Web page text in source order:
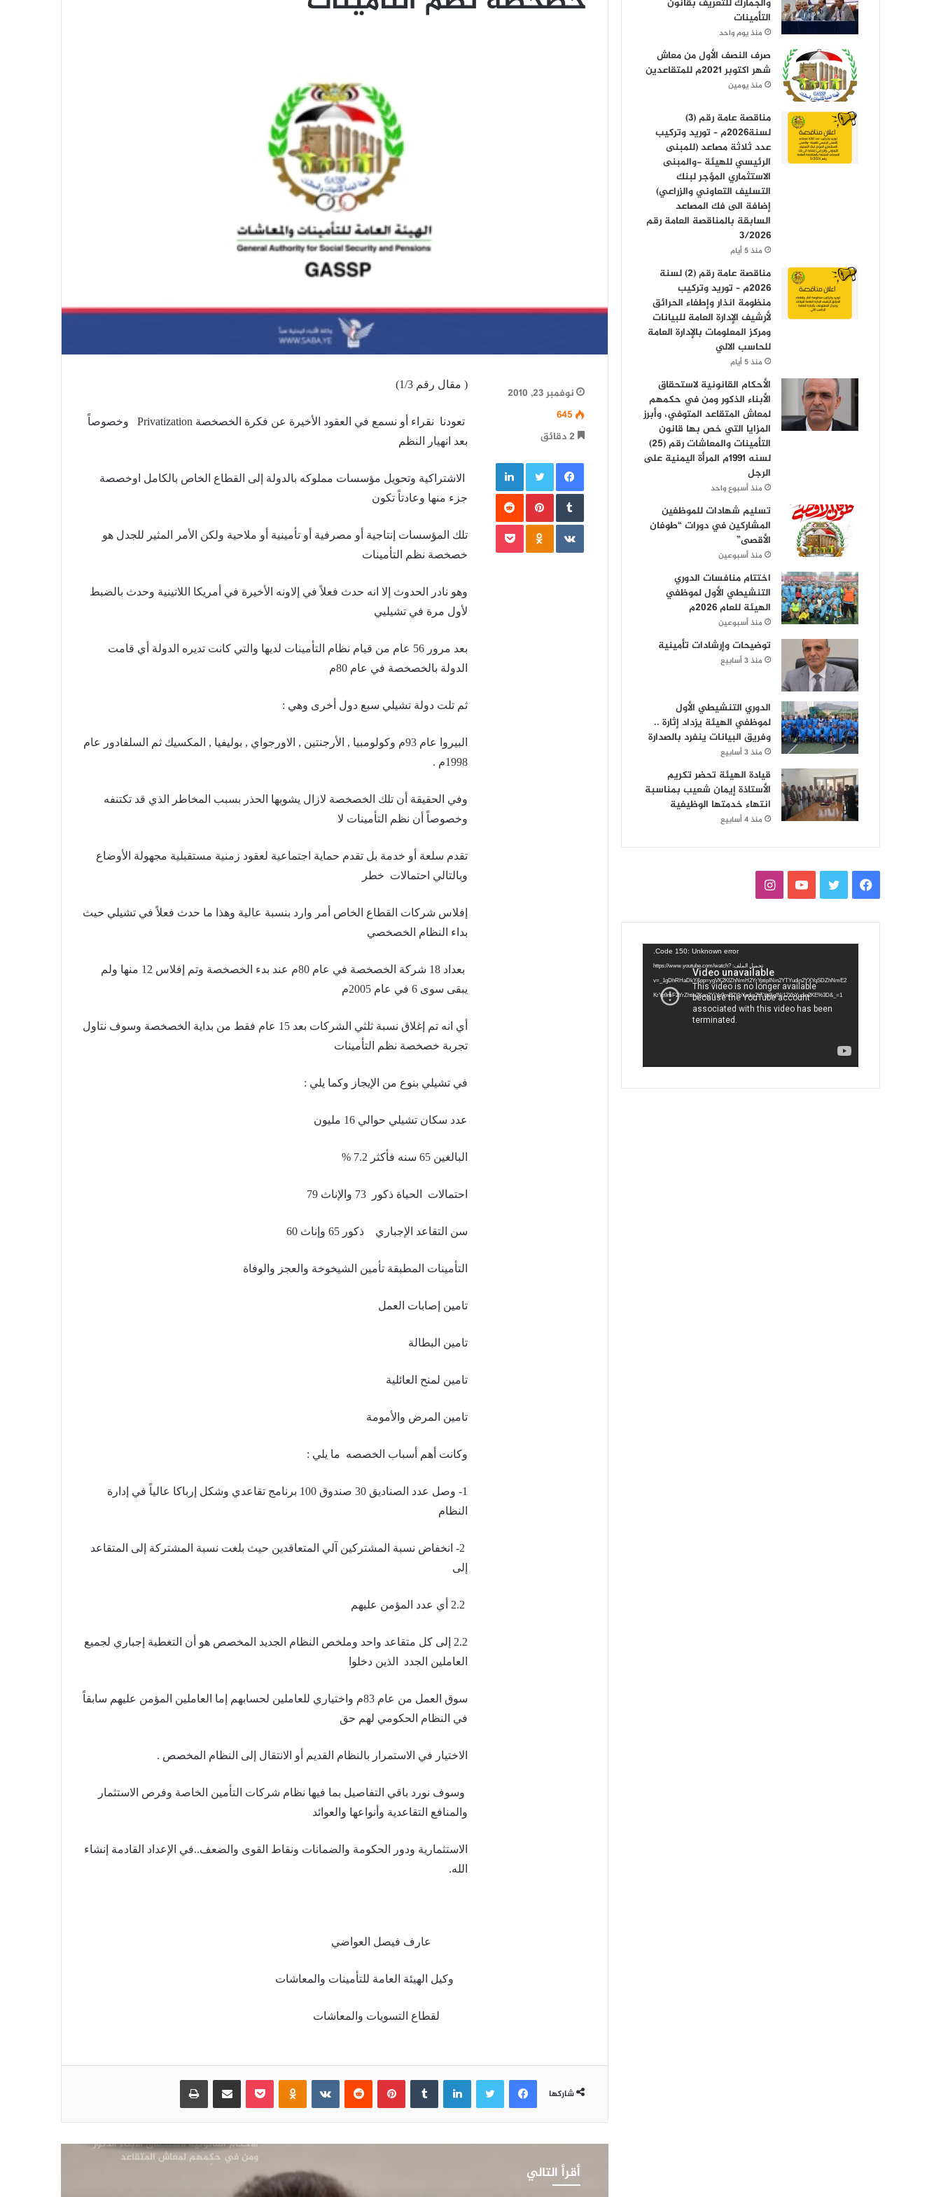
( مقال رقم 1/3)
تعودنا نقراء أو نسمع في العقود الأخيرة عن فكرة الخصخصة Privatization وخصوصاً
بعد انهيار النظم
الاشتراكية وتحويل مؤسسات مملوكه بالدولة إلى القطاع الخاص بالكامل اوخصصة
جزء منها وعادتاً تكون
تلك المؤسسات إنتاجية أو مصرفية أو تأمينية أو ملاحية ولكن الأمر المثير للجدل هو
خصخصة نظم التأمينات
وهو نادر الحدوث إلا انه حدث فعلاً في إلاونه الأخيرة في أمريكا اللاتينية وحدث بالضبط
لأول مرة في تشيليي
بعد مرور 56 عام من قيام نظام التأمينات لديها والتي كانت تديره الدولة أي قامت
الدولة بالخصخصة في عام 80م
ثم تلت دولة تشيلي سبع دول أخرى وهي :
البيروا عام 93م وكولومبيا , الأرجنتين , الاورجواي , بوليفيا , المكسيك ثم السلفادور عام
1998م .
وفي الحقيقة أن تلك الخصخصة لازال يشوبها الحذر بسبب المخاطر الذي قد تكتنفه
وخصوصاً أن نظم التأمينات لا
تقدم سلعة أو خدمة بل تقدم حماية اجتماعية لعقود زمنية مستقبلية مجهولة الأوضاع
وبالتالي احتمالات خطر
إفلاس شركات القطاع الخاص أمر وارد بنسبة عالية وهذا ما حدث فعلاً في تشيلي حيث
بداء النظام الخصخصي
بعداد 18 شركة الخصخصة في عام 80م عند بدء الخصخصة وتم إفلاس 12 منها ولم
يبقى سوى 6 في عام 2005م
أي انه تم إغلاق نسبة ثلثي الشركات بعد 15 عام فقط من بداية الخصخصة وسوف نتاول
تجربة خصخصة نظم التأمينات
في تشيلي بنوع من الإيجاز وكما يلي :
عدد سكان تشيلي حوالي 16 مليون
البالغين 65 سنه فأكثر 7.2 %
احتمالات الحياة ذكور 73 والإناث 79
سن التقاعد الإجباري ذكور 65 وإناث 60
التأمينات المطبقة تأمين الشيخوخة والعجز والوفاة
تامين إصابات العمل
تامين البطالة
تامين لمنح العائلية
تامين المرض والأمومة
وكانت أهم أسباب الخصصه ما يلي :
1- وصل عدد الصناديق 30 صندوق 100 برنامج تقاعدي وشكل إرباكا عالياً في إدارة
النظام
2- انخفاض نسبة المشتركين آلي المتعاقدين حيث بلغت نسبة المشتركة إلى المتقاعد
إلى
2.2 إلى كل متقاعد واحد وملخص النظام الجديد المخصص هو أن التغطية إجباري لجميع
العاملين الجدد الذين دخلوا
سوق العمل من عام 83م واختياري للعاملين لحسابهم إما العاملين المؤمن عليهم سابقاً
في النظام الحكومي لهم حق
الاختيار في الاستمرار بالنظام القديم أو الانتقال إلى النظام المخصص .
وسوف نورد باقي التفاصيل بما فيها نظام شركات التأمين الخاصة وفرص الاستثمار
والمنافع التقاعدية وأنواعها والعوائد
الاستثمارية ودور الحكومة والضمانات ونقاط القوى والضعف..في الإعداد القادمة إنشاء
الله.
عارف فيصل العواضي
وكيل الهيئة العامة للتأمينات والمعاشات
لقطاع التسويات والمعاشات
نوفمبر 23, 2010
645
فيسبوك تويتر
‏Tumblr
بينتيريست
‏VKontakte
Odnoklassniki
شاركها
فيسبوك لينكدإن بينتيريست بوكيت مشاركة عبر البريد
أقرأ التالي
الاجتماعية..
العجز والشيخوخة
المتوفي، وأبرز المزايا التي خص بها قانون
المرأة اليمنية على الرجل
توضيحات وإرشادات تأمينية
التأمينات
منذ يوم واحد
صرف النصف الأول من معاش
شهر اكتوبر 2021م للمتقاعدين
منذ يومين
مناقصة عامة رقم (3)
لسنة2026م – توريد وتركيب
عدد ثلاثة مصاعد (للمبنى
الرئيسي للهيئة -والمبنى
الاستثماري المؤجر لبنك
التسليف التعاوني والزراعي)
إضافة الى فك المصاعد
السابقة بالمناقصة العامة رقم
3/2026
منذ 5 أيام
مناقصة عامة رقم (2) لسنة
2026م – توريد وتركيب
منظومة انذار وإطفاء الحرائق
لأرشيف الإدارة العامة للبيانات
ومركز المعلومات بالإدارة العامة
للحاسب الالي
منذ 5 أيام
الأحكام القانونية لاستحقاق
الأبناء الذكور ومن في حكمهم
لمعاش المتقاعد المتوفي، وأبرز
المزايا التي خص بها قانون
التأمينات والمعاشات رقم (25)
لسنه 1991م المرأة اليمنية على
الرجل
منذ أسبوع واحد
تسليم شهادات للموظفين
المشاركين في دورات “طوفان
الأقصى”
منذ أسبوعين
اختتام منافسات الدوري
التنشيطي الأول لموظفي
الهيئة للعام 2026م
منذ أسبوعين
توضيحات وإرشادات تأمينية
منذ 3 أسابيع
الدوري التنشيطي الأول
لموظفي الهيئة يزداد إثارة ..
وفريق البيانات ينفرد بالصدارة
منذ 3 أسابيع
قيادة الهيئة تحضر تكريم
الأستاذة إيمان شعيب بمناسبة
انتهاء خدمتها الوظيفية
منذ 4 أسابيع
س
ي
ر
ت
و
س
ت
ق
Code 150: Unknown error.
تحميل الملف: https://www.youtube.com/watch?
v=_1gDhRHaDkY&pp=ygVK2KfZhNmH2YrYptipINin2YTYudin2YXYqSDZhNmE2
KrYp9mF2YrZhtin2Kog2YjYp9mE2YbYudin2LTYp9iqINi12YbYudin2KE%3D&_=1